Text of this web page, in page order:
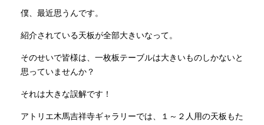
僕、最近思うんです。
紹介されている天板が全部大きいなって。
そのせいで皆様は、一枚板テーブルは大きいものしかないと
思っていませんか？
それは大きな誤解です！
アトリエ木馬吉祥寺ギャラリーでは、１～２人用の天板もた